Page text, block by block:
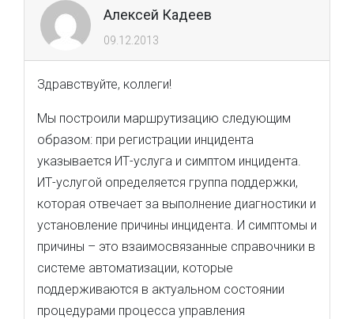
Алексей Кадеев
09.12.2013
Здравствуйте, коллеги!
Мы построили маршрутизацию следующим
образом: при регистрации инцидента
указывается ИТ-услуга и симптом инцидента.
ИТ-услугой определяется группа поддержки,
которая отвечает за выполнение диагностики и
установление причины инцидента. И симптомы и
причины – это взаимосвязанные справочники в
системе автоматизации, которые
поддерживаются в актуальном состоянии
процедурами процесса управления